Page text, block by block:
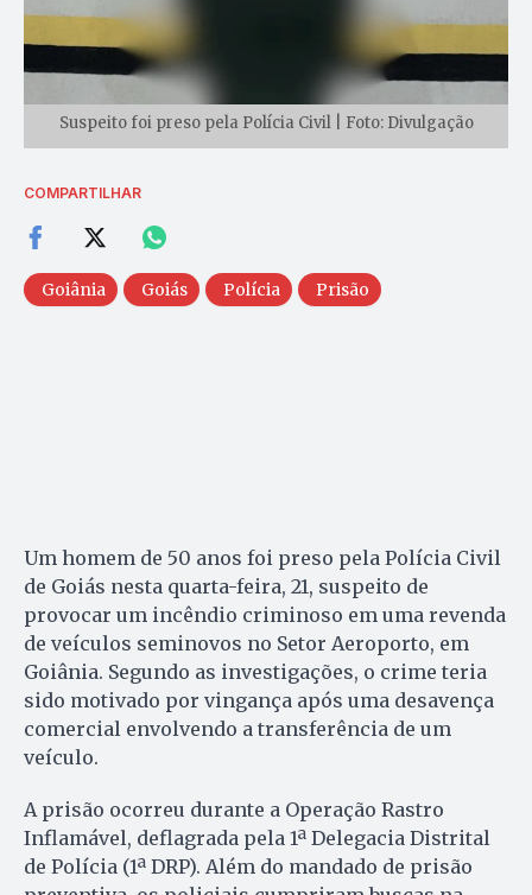
Suspeito foi preso pela Polícia Civil | Foto: Divulgação
COMPARTILHAR
Goiânia Goiás Polícia Prisão
Um homem de 50 anos foi preso pela Polícia Civil
de Goiás nesta quarta-feira, 21, suspeito de
provocar um incêndio criminoso em uma revenda
de veículos seminovos no Setor Aeroporto, em
Goiânia. Segundo as investigações, o crime teria
sido motivado por vingança após uma desavença
comercial envolvendo a transferência de um
veículo.
A prisão ocorreu durante a Operação Rastro
Inflamável, deflagrada pela 1ª Delegacia Distrital
de Polícia (1ª DRP). Além do mandado de prisão